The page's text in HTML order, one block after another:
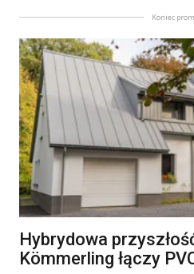
Koniec
Hybrydowa
Kömmerling łączy